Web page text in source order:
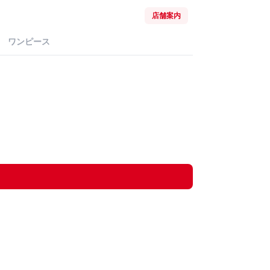
店舗案内
ワンピース